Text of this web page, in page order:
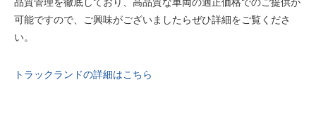
可能ですので、ご興味がございましたらぜひ詳細をご覧くださ
い。
トラックランドの詳細はこちら